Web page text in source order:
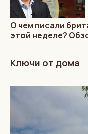
О чем писали
этой неделе?
Ключи от дома